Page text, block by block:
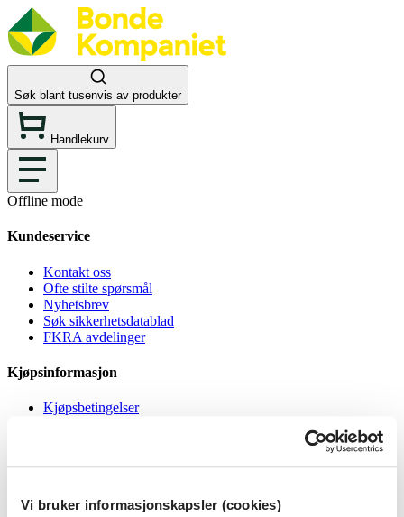
Vi bruker informasjonskapsler (cookies)
Søk blant tusenvis av produkter
Handlekurv
Offline mode
Kundeservice
Kontakt oss
Ofte stilte spørsmål
Nyhetsbrev
Søk sikkerhetsdatablad
FKRA avdelinger
Kjøpsinformasjon
Kjøpsbetingelser
Informasjonskapsler
BondeKompaniet